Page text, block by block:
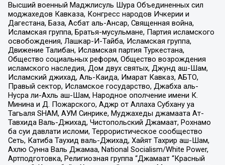
Высший военный Маджлисуль Шура Объединенных сил
моджахедов Кавказа, Конгресс народов Ичкерии и
Дагестана, База, Асбат аль-Ансар, Священная война,
Исламская группа, Братья-мусульмане, Партия исламского
освобождения, Лашкар-И-Тайба, Исламская группа,
Движение Талибан, Исламская партия Туркестана,
Общество социальных реформ, Общество возрождения
исламского наследия, Дом двух святых, Джунд аш-Шам,
Исламский джихад, Аль-Каида, Имарат Кавказ, АБТО,
Правый сектор, Исламское государство, Джабха аль-
Нусра ли-Ахль аш-Шам, Народное ополчение имени К.
Минина и Д. Пожарского, Аджр от Аллаха Субхану уа
Тагьаля SHAM, АУМ Синрике, Муджахеды джамаата Ат-
Тавхида Валь-Джихад, Чистопольский Джамаат, Рохнамо
ба суи давлати исломи, Террористическое сообщество
Сеть, Катиба Таухид валь-Джихад, Хайят Тахрир аш-Шам,
Ахлю Сунна Валь Джамаа, National Socialism/White Power,
Артподготовка, Религиозная группа “Джамаат “Красный